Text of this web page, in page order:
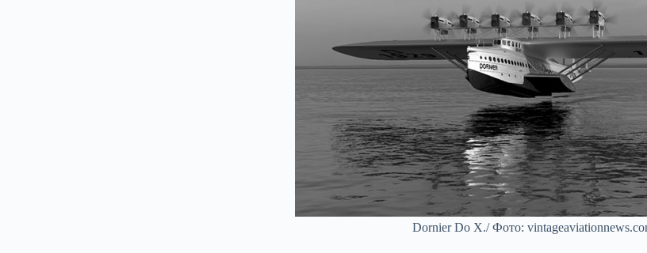
Dornier Do X./ Фото: